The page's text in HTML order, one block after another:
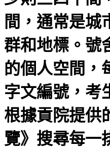
間，通常是城
群和地標。號
的個人空間，
字文編號，考
根據貢院提供
覽》搜尋每一